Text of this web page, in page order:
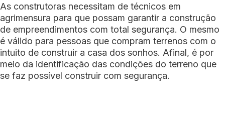
As construtoras necessitam de técnicos em
agrimensura para que possam garantir a construção
de empreendimentos com total segurança. O mesmo
é válido para pessoas que compram terrenos com o
intuito de construir a casa dos sonhos. Afinal, é por
meio da identificação das condições do terreno que
se faz possível construir com segurança.